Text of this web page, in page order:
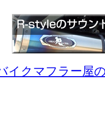
イクマフラー屋